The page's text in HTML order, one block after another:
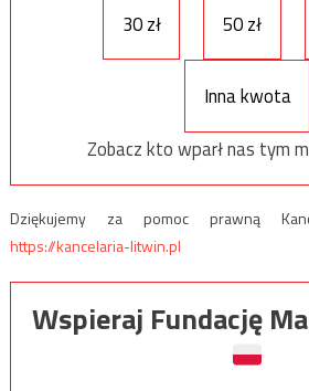
30 zł
50 zł
Inna kwota
Zobacz kto wparł nas tym
Dziękujemy za pomoc prawną
https://kancelaria-litwin.pl
Wspieraj Fundację